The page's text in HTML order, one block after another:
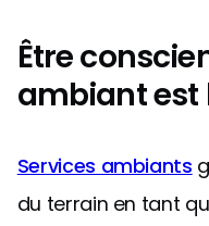
Être
ambiant est
Services ambiants
du terrain en tant